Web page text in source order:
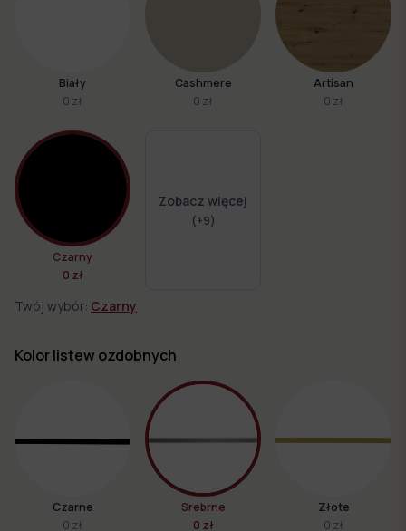
Biały
0 zł
Cashmere
0 zł
Artisan
0 zł
Czarny
0 zł
Zobacz więcej
(+9)
Twój wybór: Czarny
Kolor listew ozdobnych
Czarne
0 zł
Srebrne
0 zł
Złote
0 zł